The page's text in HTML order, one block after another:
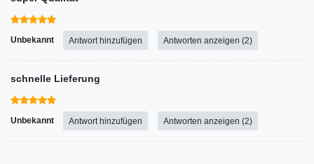
Unbekannt Antwort hinzufügen Antworten anzeigen (2)
schnelle Lieferung
Unbekannt Antwort hinzufügen Antworten anzeigen (2)